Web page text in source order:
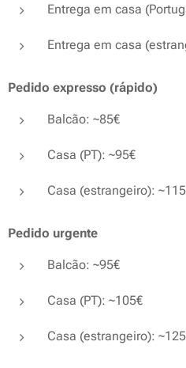
Entrega em casa
Entrega em casa
Pedido expresso (rápido)
Balcão: ~85€
Casa (PT): ~95€
Casa (estrangeiro):
Pedido urgente
Balcão: ~95€
Casa (PT): ~105€
Casa (estrangeiro):